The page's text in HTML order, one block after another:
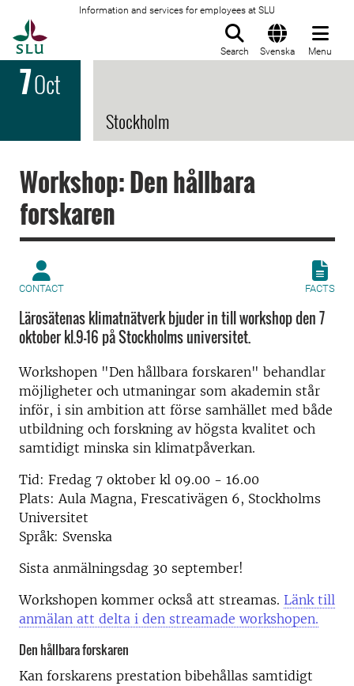
Information and services for employees at SLU
Search Svenska Menu
7Oct
Stockholm
Workshop: Den hållbara
forskaren
CONTACT FACTS
Lärosätenas klimatnätverk bjuder in till workshop den 7
oktober kl.9-16 på Stockholms universitet.
Workshopen "Den hållbara forskaren" behandlar
möjligheter och utmaningar som akademin står
inför, i sin ambition att förse samhället med både
utbildning och forskning av högsta kvalitet och
samtidigt minska sin klimatpåverkan.
Tid: Fredag 7 oktober kl 09.00 - 16.00
Plats: Aula Magna, Frescativägen 6, Stockholms
Universitet
Språk: Svenska
Sista anmälningsdag 30 september!
Workshopen kommer också att streamas. Länk till
anmälan att delta i den streamade workshopen.
Den hållbara forskaren
Kan forskarens prestation bibehållas samtidigt